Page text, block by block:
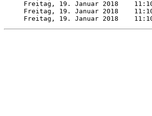
Freitag, 19. Januar 2018
Freitag, 19. Januar 2018
Freitag, 19. Januar 2018